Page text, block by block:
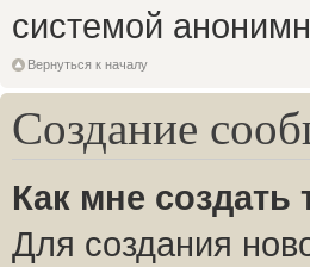
системой
Вернуться к началу
Создание
Как мне
Для создания